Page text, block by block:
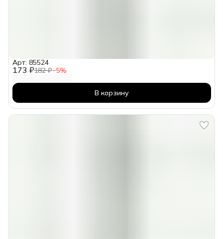
173 ₽182 ₽−5%
Арт: 85524
В корзину